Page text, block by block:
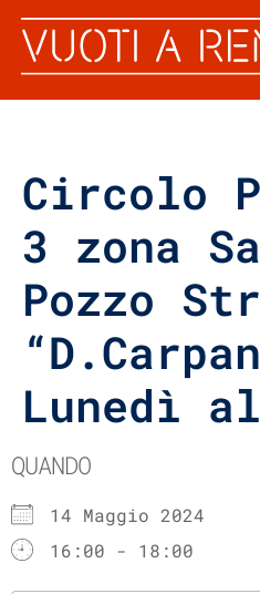
Circolo
3 zona
Pozzo
Lunedì
QUANDO
14 Maggio 2024
16:00 - 18:00